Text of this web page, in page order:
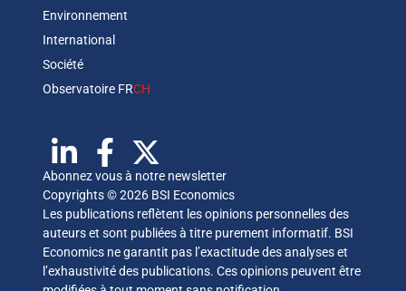
Environnement
International
Société
Observatoire FRCH
Abonnez vous à notre newsletter
Copyrights © 2026 BSI Economics
Les publications reflètent les opinions personnelles des
auteurs et sont publiées à titre purement informatif. BSI
Economics ne garantit pas l’exactitude des analyses et
l’exhaustivité des publications. Ces opinions peuvent être